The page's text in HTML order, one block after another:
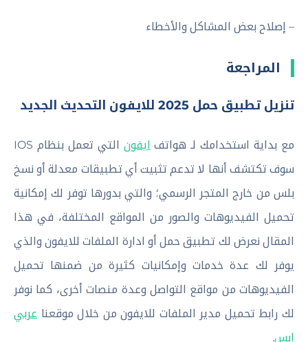
– إصلاح بعض المشاكل والأخطاء
المراجعة
تنزيل تطبيق حمل 2025 للايفون التحديث الجديد
مع بداية استخدامك لـ هواتف ايفون
التي تعمل بنظام IOS
سوف تكتشف أنها لا تدعم تثبيت أي تطبيقات معدلة أو نسخ
بلس من خارج المتجر الرسمي؛ والتي بدورها توفر لك إمكانية
تحميل الفيديوهات والصور من المواقع المختلفة، في هذا
المقال نعرض لك تطبيق حمل أو ادارة الملفات للايفون والذي
يوفر لك عدة خدمات وإمكانيات كثيرة من ضمنها تحميل
الفيديوهات من مواقع التواصل وعدة منصات أخرى، كما نوفر
لك رابط تحميل مدير الملفات للايفون من خلال موقعنا عربي
ابس.